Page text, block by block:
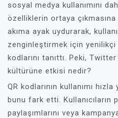
sosyal medya kullanımını
özelliklerin ortaya
akıma ayak uydurarak,
zenginleştirmek için
kodlarını tanıttı. Peki, Twitter
kültürüne etkisi nedir?
QR kodlarının kullanımı
bunu fark etti. Kullanıcıların
paylaşımlarını veya